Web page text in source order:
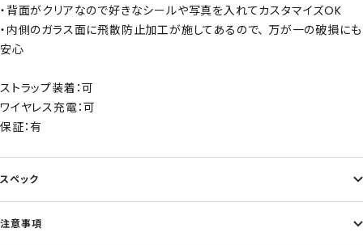
・背面がクリアなので好きなシールや写真を入れてカスタマイズOK
・内側のガラス面に飛散防止加工が施してあるので、 万が一の破損にも
安心
ストラップ装着：可
ワイヤレス充電：可
保証：有
スペック
注意事項